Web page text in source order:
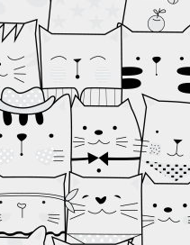
Šport a auta
Hudba & Film
Humor
Ostatné
Všetko..